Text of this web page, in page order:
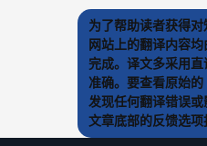
为了帮助读者获得
网站上的翻译内容
完成。译文多采用
准确。要查看原始
发现任何翻译错误
文章底部的反馈选项